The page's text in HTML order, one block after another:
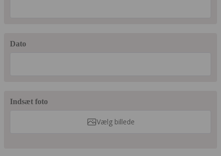
Dato
Indsæt foto
Vælg billede